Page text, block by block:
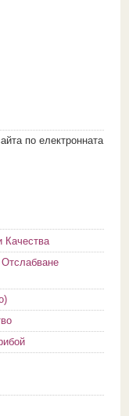
пo eлeктpoннaтa
Качества